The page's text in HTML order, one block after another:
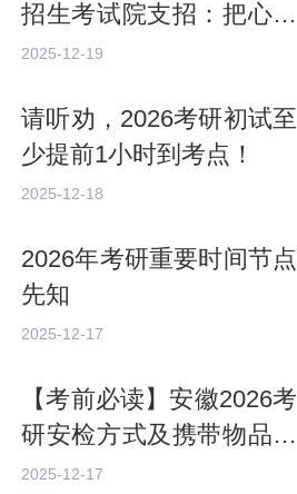
招生考试院支招：把心态
调成“最佳模式”
2025-12-19
请听劝，2026考研初试至
少提前1小时到考点！
2025-12-18
2026年考研重要时间节点
先知
2025-12-17
【考前必读】安徽2026考
研安检方式及携带物品注
意
2025-12-17